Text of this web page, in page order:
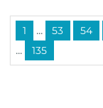
1 ... 53 54
... 135